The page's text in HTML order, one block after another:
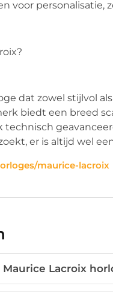
voor personalisatie,
dat zowel stijlvol
biedt een breed
technisch
er is altijd wel
maurice-lacroix
Lacroix